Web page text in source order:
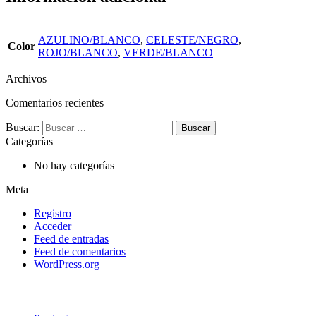
Color
AZULINO/BLANCO, CELESTE/NEGRO,
ROJO/BLANCO, VERDE/BLANCO
Archivos
Comentarios recientes
Buscar:
Categorías
No hay categorías
Meta
Registro
Acceder
Feed de entradas
Feed de comentarios
WordPress.org